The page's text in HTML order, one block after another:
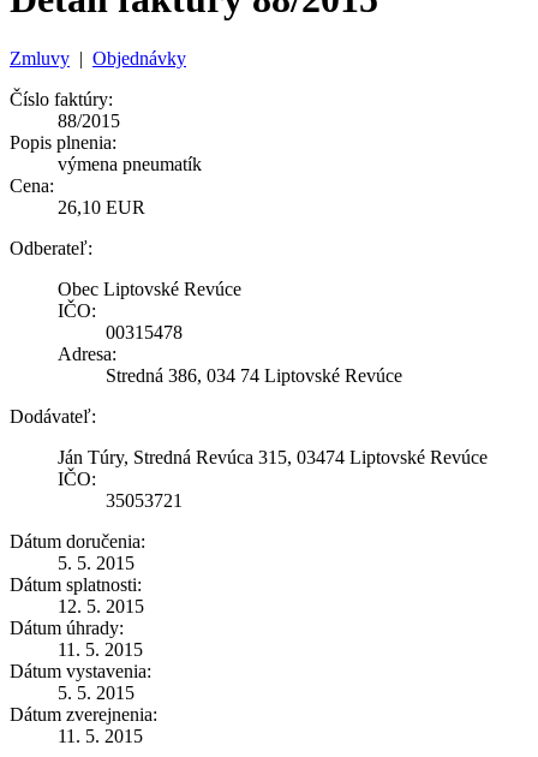
Zmluvy | Objednávky
Číslo faktúry:
88/2015
Popis plnenia:
výmena pneumatík
Cena:
26,10 EUR
Odberateľ:
Obec Liptovské Revúce
IČO:
00315478
Adresa:
Stredná 386, 034 74 Liptovské Revúce
Dodávateľ:
Ján Túry, Stredná Revúca 315, 03474 Liptovské Revúce
IČO:
35053721
Dátum doručenia:
5. 5. 2015
Dátum splatnosti:
12. 5. 2015
Dátum úhrady:
11. 5. 2015
Dátum vystavenia:
5. 5. 2015
Dátum zverejnenia:
11. 5. 2015